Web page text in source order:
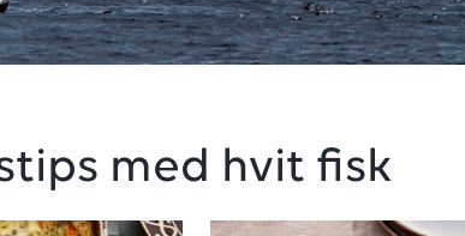
med hvit fisk